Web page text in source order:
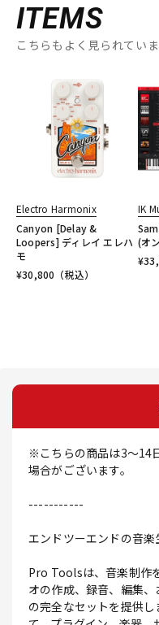
ITEMS
こちらもよく見られてい
Electro Harmonix
Canyon [Delay &
Loopers] ディレイ エレハ
モ
¥30,800 （税込）
IK
(オ
¥
※こちらの商品は3～14
場合がございます。
-----------
エンドツーエンドの音楽
Pro Toolsは、音楽制作
オの作成、録音、編集
の完全なセットを提供